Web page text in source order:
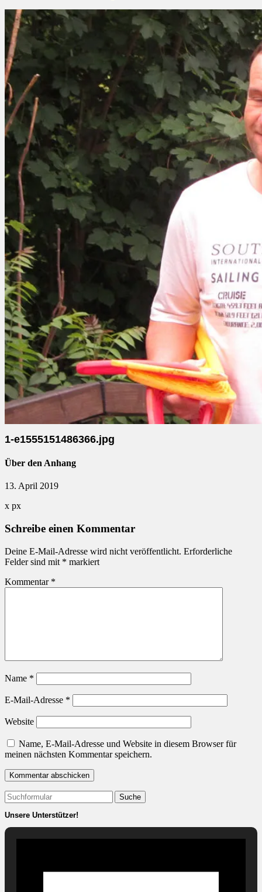
1-e1555151486366.jpg
Über den Anhang
13. April 2019
x px
Schreibe einen Kommentar
Deine E-Mail-Adresse wird nicht veröffentlicht. Erforderliche
Felder sind mit * markiert
Kommentar *
Name *
E-Mail-Adresse *
Website
Name, E-Mail-Adresse und Website in diesem Browser für
meinen nächsten Kommentar speichern.
Suchen
nach:
Unsere Unterstützer!